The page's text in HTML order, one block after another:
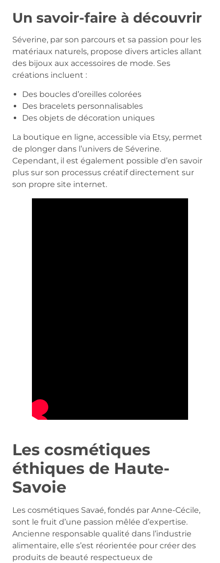
Un savoir-faire à découvrir
Séverine, par son parcours et sa passion pour les
matériaux naturels, propose divers articles allant
des bijoux aux accessoires de mode. Ses
créations incluent :
Des boucles d’oreilles colorées
Des bracelets personnalisables
Des objets de décoration uniques
La boutique en ligne, accessible via Etsy, permet
de plonger dans l’univers de Séverine.
Cependant, il est également possible d’en savoir
plus sur son processus créatif directement sur
son propre site internet.
Les cosmétiques
éthiques de Haute-
Savoie
Les cosmétiques Savaé, fondés par Anne-Cécile,
sont le fruit d’une passion mêlée d’expertise.
Ancienne responsable qualité dans l’industrie
alimentaire, elle s’est réorientée pour créer des
produits de beauté respectueux de